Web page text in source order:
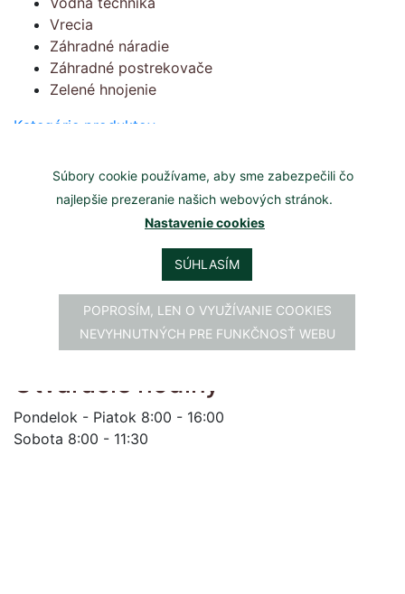
Vrecia
Záhradné náradie
Záhradné postrekovače
Zelené hnojenie
Kategórie produktov
Slovenského národného povstania 66/67,
965 01 Žiar nad Hronom
Mgr. Peter Lipták (mladší)
0908 806 701
zahradalijana@gmail.com
Otváracie hodiny
Pondelok - Piatok 8:00 - 16:00
Sobota 8:00 - 11:30
Súbory cookie používame, aby sme zabezpečili čo
najlepšie prezeranie našich webových stránok.
Nastavenie cookies
SÚHLASÍM
POPROSÍM, LEN O VYUŽÍVANIE COOKIES
NEVYHNUTNÝCH PRE FUNKČNOSŤ WEBU